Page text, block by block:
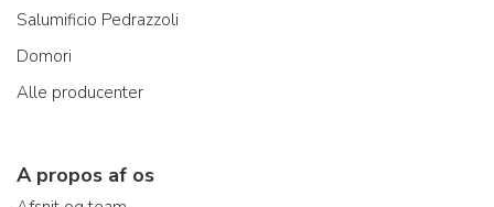
Salumificio Pedrazzoli
Domori
Alle producenter
A propos af os